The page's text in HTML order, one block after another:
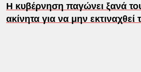
Η κυβέρνηση παγώνει ξανά
ακίνητα για να μην